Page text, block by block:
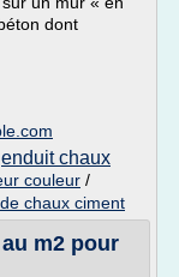
dont
enduit chaux
couleur /
chaux ciment
m2 pour